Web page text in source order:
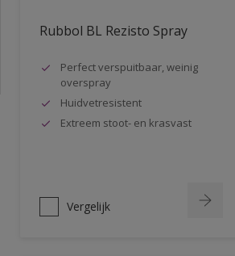
Rubbol BL Rezisto Spray
Perfect verspuitbaar, weinig
overspray
Huidvetresistent
Extreem stoot- en krasvast
Vergelijk